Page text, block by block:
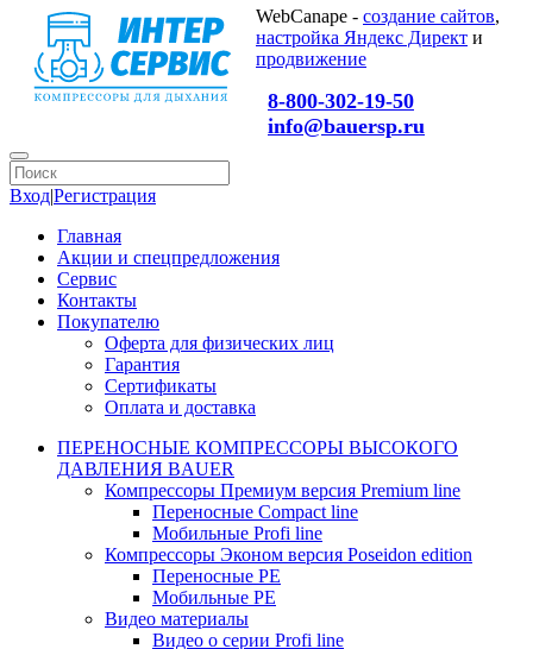
WebCanape - создание сайтов,
настройка Яндекс Директ и
продвижение
8-800-302-19-50
info@bauersp.ru
Вход|Регистрация
Главная
Акции и спецпредложения
Сервис
Контакты
Покупателю
Оферта для физических лиц
Гарантия
Сертификаты
Оплата и доставка
ПЕРЕНОСНЫЕ КОМПРЕССОРЫ ВЫСОКОГО
ДАВЛЕНИЯ BAUER
Компрессоры Премиум версия Premium line
Переносные Compact line
Мобильные Profi line
Компрессоры Эконом версия Poseidon edition
Переносные PE
Мобильные PE
Видео материалы
Видео о серии Profi line